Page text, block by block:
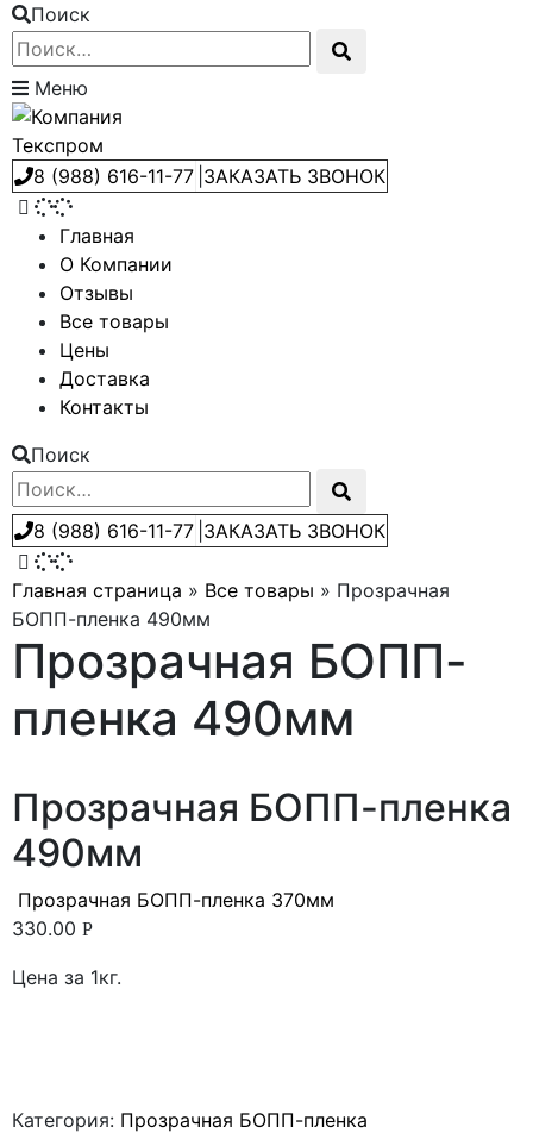
Поиск
Меню
8 (988) 616-11-77 ЗАКАЗАТЬ ЗВОНОК
Главная
О Компании
Отзывы
Все товары
Цены
Доставка
Контакты
Поиск
8 (988) 616-11-77 ЗАКАЗАТЬ ЗВОНОК
Главная страница » Все товары » Прозрачная
БОПП-пленка 490мм
Прозрачная БОПП-
пленка 490мм
Прозрачная БОПП-пленка
490мм
Прозрачная БОПП-пленка 370мм
330.00 Р
Цена за 1кг.
Категория: Прозрачная БОПП-пленка